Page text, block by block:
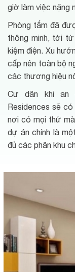
giờ làm việc nặng
Phòng tắm đã
thông minh, tới
kiệm điện. Xu
cấp nên toàn bộ
các thương hiệu
Cư dân khi an
Residences sẽ
nơi có mọi thứ
dự án chính là
đủ các phân khu